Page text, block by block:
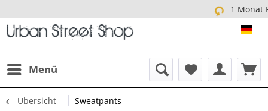
1 Monat
Menü
Übersicht Sweatpants